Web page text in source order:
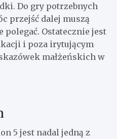
Do gry potrzebnych
przejść dalej muszą
polegać. Ostatecznie jest
i poza irytującym
małżeńskich w
5 jest nadal jedną z